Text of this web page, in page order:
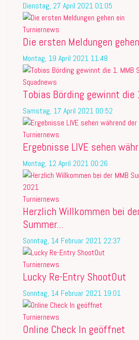
Dienstag, 27 April 2021 01:05
Turniernews
Die ersten Meldungen
Montag, 19 April 2021 11:48
Squadnews
Tobias Börding gewinnt die
Samstag, 17 April 2021 00:52
Turniernews
Ergebnisse LIVE sehen
Montag, 12 April 2021 00:26
Turniernews
Herzlich Willkommen bei
Summer...
Sonntag, 14 Februar 2021 22:37
Turniernews
Lucky Re-Entry ShootOut
Sonntag, 14 Februar 2021 19:01
Turniernews
Online Check In geöffnet